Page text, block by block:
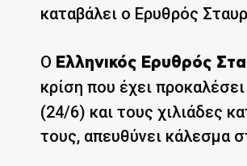
καταβάλει ο Ερυθρός
Ο Ελληνικός Ερυθρός
κρίση που έχει
(24/6) και τους χιλιάδες
τους, απευθύνει κάλεσμα